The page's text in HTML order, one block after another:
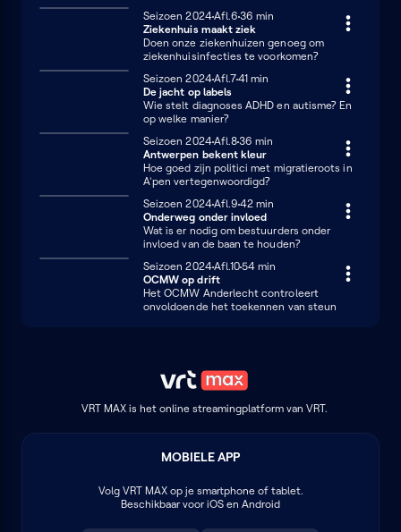
Seizoen 2024Afl.636 minuten
36 min
Ziekenhuis maakt ziek
Doen onze ziekenhuizen genoeg om
ziekenhuisinfecties te voorkomen?
Seizoen 2024Afl.741 minuten
41 min
De jacht op labels
Wie stelt diagnoses ADHD en autisme? En
op welke manier?
Seizoen 2024Afl.836 minuten
36 min
Antwerpen bekent kleur
Hoe goed zijn politici met migratieroots in
A'pen vertegenwoordigd?
Seizoen 2024Afl.942 minuten
42 min
Onderweg onder invloed
Wat is er nodig om bestuurders onder
invloed van de baan te houden?
Seizoen 2024Afl.10 54 minuten
54 min
OCMW op drift
Het OCMW Anderlecht controleert
onvoldoende het toekennen van steun
VRT MAX is het online streamingplatform van VRT.
MOBIELE APP
Volg VRT MAXop je smartphone of tablet.
Beschikbaar voor iOS en Android